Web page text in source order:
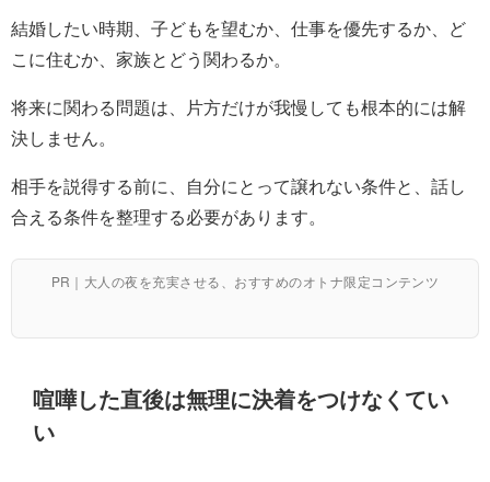
結婚したい時期、子どもを望むか、仕事を優先するか、ど
こに住むか、家族とどう関わるか。
将来に関わる問題は、片方だけが我慢しても根本的には解
決しません。
相手を説得する前に、自分にとって譲れない条件と、話し
合える条件を整理する必要があります。
PR｜大人の夜を充実させる、おすすめのオトナ限定コンテンツ
喧嘩した直後は無理に決着をつけなくてい
い